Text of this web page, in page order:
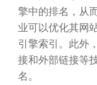
擎中的排名，从
业可以优化其网
引擎索引。此外
接和外部链接等
名。